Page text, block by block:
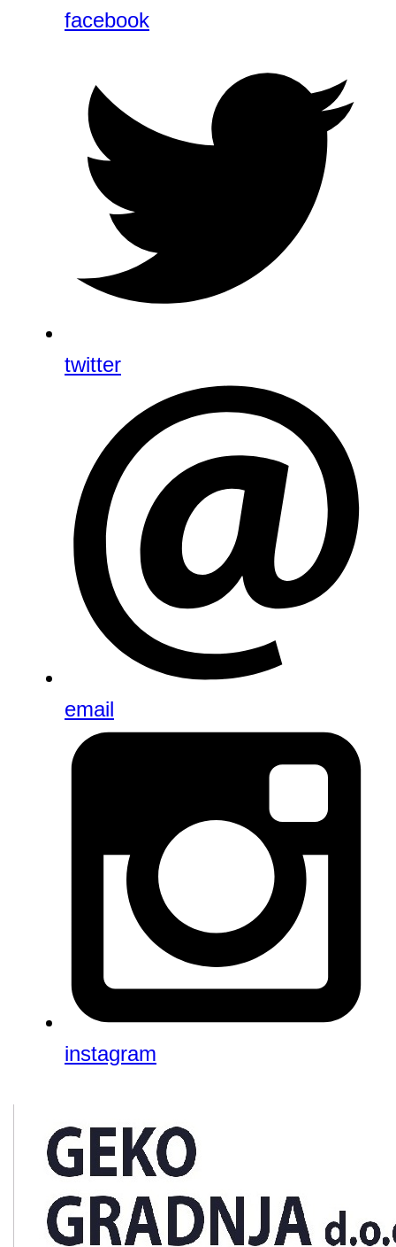
facebook
twitter
email
instagram